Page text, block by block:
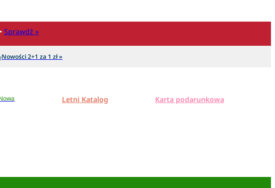
Sprawdź »
Nowości 2+1 za 1 zł »
Letni Katalog Karta podarunkowa